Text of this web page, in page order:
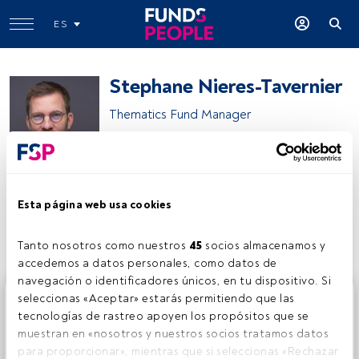
Esta página web usa cookies
Tanto nosotros como nuestros 45 socios almacenamos y
accedemos a datos personales, como datos de
navegación o identificadores únicos, en tu dispositivo. Si
seleccionas «Aceptar» estarás permitiendo que las
tecnologías de rastreo apoyen los propósitos que se
muestran en «nosotros y nuestros socios tratamos datos
para proporcionar», mientras que si seleccionas «Rechazar
ES
Stephane Nieres-Tavernier
Thematics Fund Manager
Compartir:
Este es un artículo exclusivo para los usuarios registrados
de FundsPeople. Si ya estás registrado, accede desde el
botón Login. Si aún no tienes cuenta, te invitamos a
registrarte y disfrutar de todo el universo que ofrece